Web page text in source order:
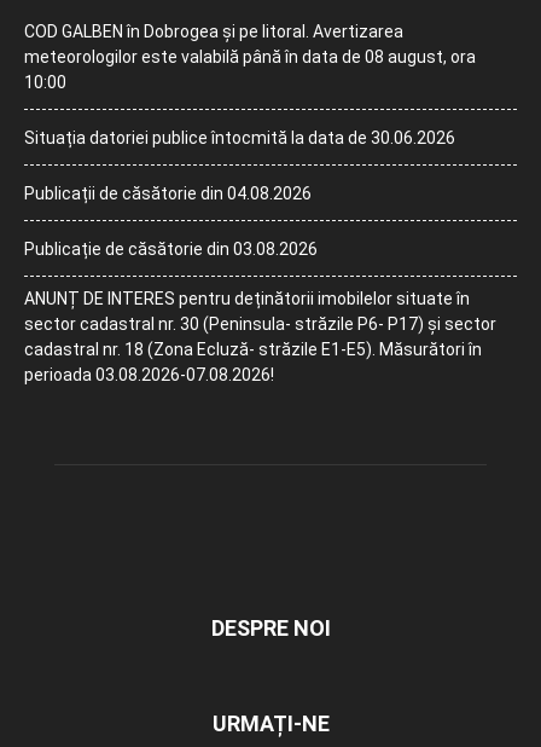
COD GALBEN în Dobrogea și pe litoral. Avertizarea
meteorologilor este valabilă până în data de 08 august, ora
10:00
Situația datoriei publice întocmită la data de 30.06.2026
Publicații de căsătorie din 04.08.2026
Publicație de căsătorie din 03.08.2026
ANUNȚ DE INTERES pentru deținătorii imobilelor situate în
sector cadastral nr. 30 (Peninsula- străzile P6- P17) și sector
cadastral nr. 18 (Zona Ecluză- străzile E1-E5). Măsurători în
perioada 03.08.2026-07.08.2026!
DESPRE NOI
URMAȚI-NE